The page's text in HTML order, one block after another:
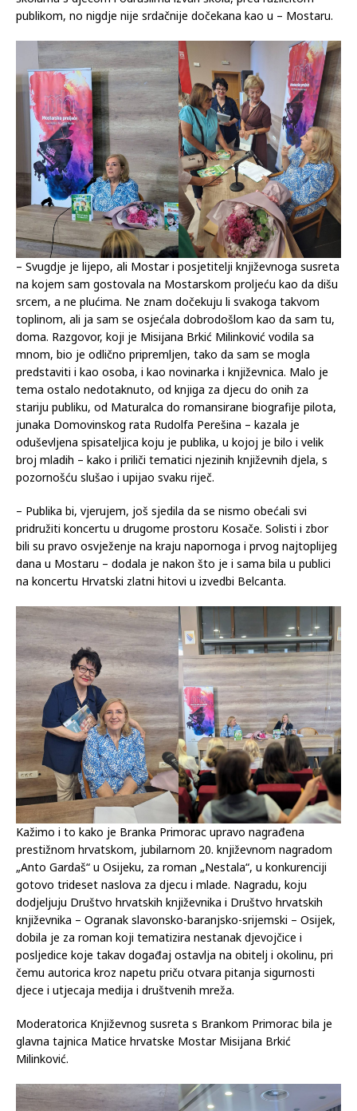
hrvatske, kazala je kako je u posljednjih više od tri desetljeća
školama s djecom i odraslima izvan škola, pred različitom
publikom, no nigdje nije srdačnije dočekana kao u – Mostaru.
– Svugdje je lijepo, ali Mostar i posjetitelji književnoga susreta
na kojem sam gostovala na Mostarskom proljeću kao da dišu
srcem, a ne plućima. Ne znam dočekuju li svakoga takvom
toplinom, ali ja sam se osjećala dobrodošlom kao da sam tu,
doma. Razgovor, koji je Misijana Brkić Milinković vodila sa
mnom, bio je odlično pripremljen, tako da sam se mogla
predstaviti i kao osoba, i kao novinarka i književnica. Malo je
tema ostalo nedotaknuto, od knjiga za djecu do onih za
stariju publiku, od Maturalca do romansirane biografije pilota,
junaka Domovinskog rata Rudolfa Perešina – kazala je
broj mladih – kako i priliči tematici njezinih književnih djela, s
pozornošću slušao i upijao svaku riječ.
– Publika bi, vjerujem, još sjedila da se nismo obećali svi
pridružiti koncertu u drugome prostoru Kosače. Solisti i zbor
dana u Mostaru – dodala je nakon što je i sama bila u publici
na koncertu Hrvatski zlatni hitovi u izvedbi Belcanta.
Kažimo i to kako je Branka Primorac upravo nagrađena
prestižnom hrvatskom, jubilarnom 20. književnom nagradom
„Anto Gardaš“ u Osijeku, za roman „Nestala“, u konkurenciji
gotovo trideset naslova za djecu i mlade. Nagradu, koju
dodjeljuju Društvo hrvatskih književnika i Društvo hrvatskih
književnika – Ogranak slavonsko-baranjsko-srijemski – Osijek,
dobila je za roman koji tematizira nestanak djevojčice i
čemu autorica kroz napetu priču otvara pitanja sigurnosti
djece i utjecaja medija i društvenih mreža.
glavna tajnica Matice hrvatske Mostar Misijana Brkić